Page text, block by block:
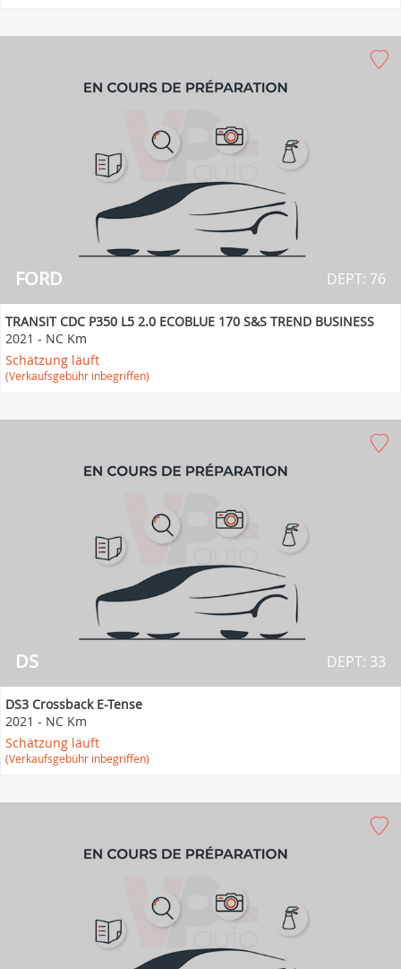
FORD DEPT: 76
TRANSIT CDC P350 L5 2.0 ECOBLUE 170 S&S TREND BUSINESS
2021 - NC Km
Schätzung läuft
(Verkaufsgebühr inbegriffen)
DS DEPT: 33
DS3 Crossback E-Tense
2021 - NC Km
Schätzung läuft
(Verkaufsgebühr inbegriffen)